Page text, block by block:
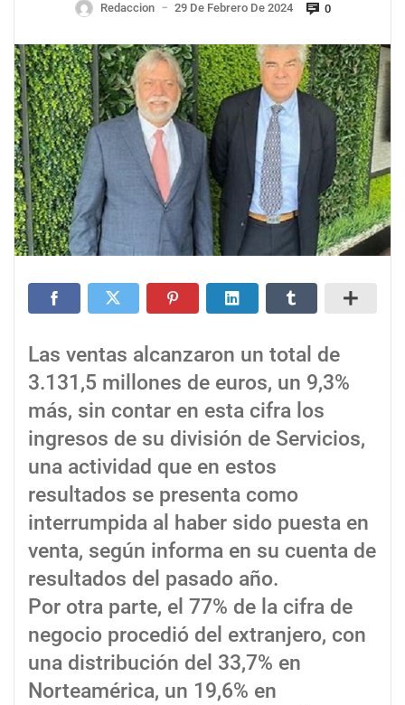
Redaccion — 29 De Febrero De 2024 0
Las ventas alcanzaron un total de
3.131,5 millones de euros, un 9,3%
más, sin contar en esta cifra los
ingresos de su división de Servicios,
una actividad que en estos
resultados se presenta como
interrumpida al haber sido puesta en
venta, según informa en su cuenta de
resultados del pasado año.
Por otra parte, el 77% de la cifra de
negocio procedió del extranjero, con
una distribución del 33,7% en
Norteamérica, un 19,6% en